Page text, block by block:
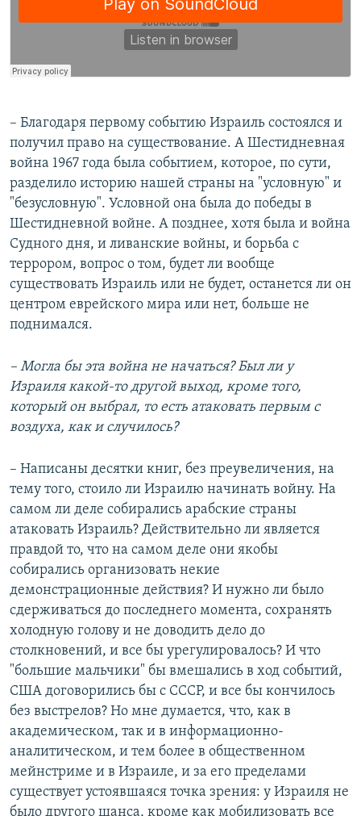
– Благодаря первому событию Израиль состоялся и
получил право на существование. А Шестидневная
война 1967 года была событием, которое, по сути,
разделило историю нашей страны на "условную" и
"безусловную". Условной она была до победы в
Шестидневной войне. А позднее, хотя была и война
Судного дня, и ливанские войны, и борьба с
террором, вопрос о том, будет ли вообще
существовать Израиль или не будет, останется ли он
центром еврейского мира или нет, больше не
поднимался.
– Могла бы эта война не начаться? Был ли у
Израиля какой-то другой выход, кроме того,
который он выбрал, то есть атаковать первым с
воздуха, как и случилось?
– Написаны десятки книг, без преувеличения, на
тему того, стоило ли Израилю начинать войну. На
самом ли деле собирались арабские страны
атаковать Израиль? Действительно ли является
правдой то, что на самом деле они якобы
собирались организовать некие
демонстрационные действия? И нужно ли было
сдерживаться до последнего момента, сохранять
холодную голову и не доводить дело до
столкновений, и все бы урегулировалось? И что
"большие мальчики" бы вмешались в ход событий,
США договорились бы с СССР, и все бы кончилось
без выстрелов? Но мне думается, что, как в
академическом, так и в информационно-
аналитическом, и тем более в общественном
мейнстриме и в Израиле, и за его пределами
существует устоявшаяся точка зрения: у Израиля не
было другого шанса, кроме как мобилизовать все